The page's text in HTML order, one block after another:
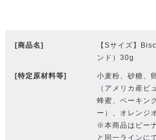
[商品名]
【Sサイズ】
ンド）30g
[特定原材料等]
小麦粉、砂糖、
（アメリカ産ビ
蜂蜜、ベーキン
ー）、オレンジ
※本商品はピー
と同一ラインに